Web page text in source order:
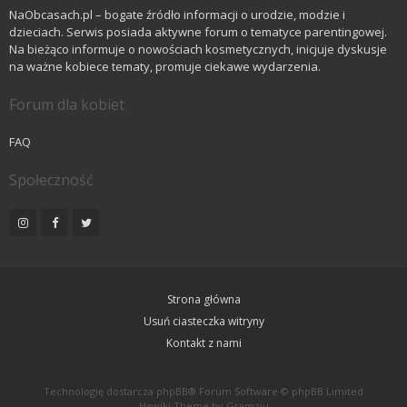
NaObcasach.pl – bogate źródło informacji o urodzie, modzie i
dzieciach. Serwis posiada aktywne forum o tematyce parentingowej.
Na bieżąco informuje o nowościach kosmetycznych, inicjuje dyskusje
na ważne kobiece tematy, promuje ciekawe wydarzenia.
Forum dla kobiet
FAQ
Społeczność
Strona główna
Usuń ciasteczka witryny
Kontakt z nami
Technologię dostarcza phpBB® Forum Software © phpBB Limited